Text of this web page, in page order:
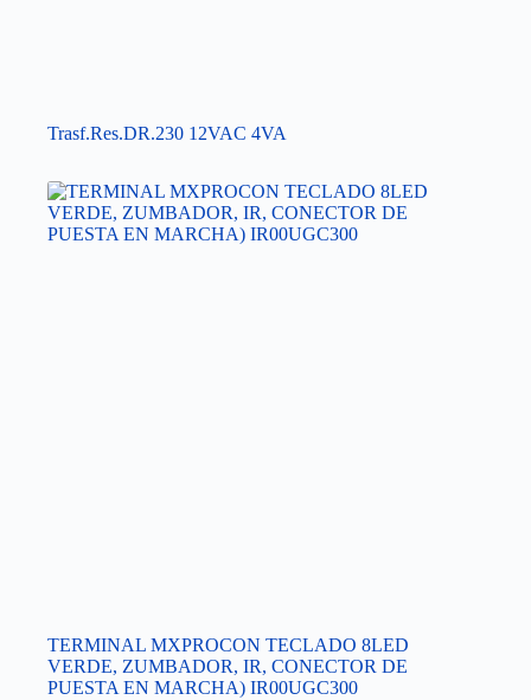
Trasf.Res.DR.230 12VAC 4VA
TERMINAL MXPROCON TECLADO 8LED
VERDE, ZUMBADOR, IR, CONECTOR DE
PUESTA EN MARCHA) IR00UGC300